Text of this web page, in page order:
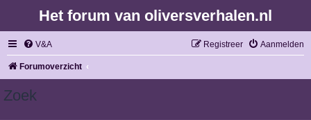
Het forum van oliversverhalen.nl
V&A Aanmelden
Registreer
Forumoverzicht
Zoek